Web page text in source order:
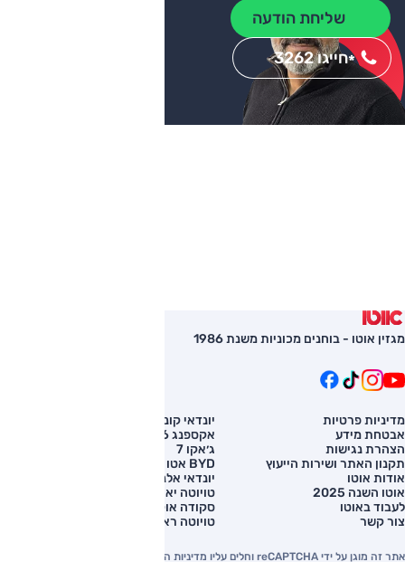
שליחת הודעה
חייגו 3262*
מגזין אוטו - בוחנים מכוניות משנת 1986
מדיניות פרטיות
אבטחת מידע
הצהרת נגישות
תקנון האתר ושירות הייעוץ
אודות אוטו
אוטו השנה 2025
לעבוד באוטו
צור קשר
יונדאי קונה
אקספנג G6
ג׳אקו 7
BYD אטו 3
יונדאי אלנטרה
טויוטה יאריס קרוס
סקודה אוקטביה
טויוטה ראב 4
אתר זה מוגן על ידי reCAPTCHA וחלים עליו מדיניות הפרטיות והתנאים וההגבלות של